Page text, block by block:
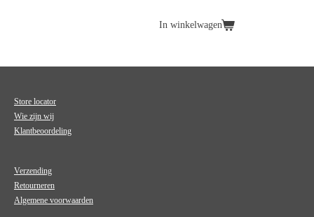
In winkelwagen
Store locator
Wie zijn wij
Klantbeoordeling
Verzending
Retourneren
Algemene voorwaarden